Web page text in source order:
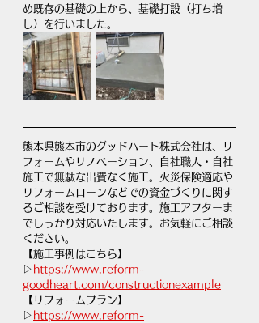
め既存の基礎の上から、基礎打設（打ち増
し）を行いました。
熊本県熊本市のグッドハート株式会社は、リ
フォームやリノベーション、自社職人・自社
施工で無駄な出費なく施工。火災保険適応や
リフォームローンなどでの資金づくりに関す
るご相談を受けております。施工アフターま
でしっかり対応いたします。お気軽にご相談
ください。
【施工事例はこちら】
▷ https://www.reform-
goodheart.com/constructionexample
【リフォームプラン】
▷ https://www.reform-